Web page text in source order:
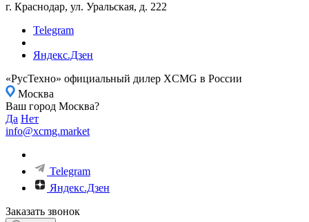
г. Краснодар, ул. Уральская, д. 222
Telegram
Яндекс.Дзен
«РусТехно» официальный дилер XCMG в России
Москва
Ваш город Москва?
Да Нет
info@xcmg.market
Telegram
Яндекс.Дзен
Заказать звонок